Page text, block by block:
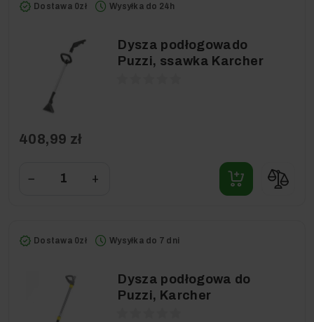
Dostawa 0zł Wysyłka do 24h
Dysza podłogowado
Puzzi, ssawka Karcher
408,99 zł
− +
Dostawa 0zł Wysyłka do 7 dni
Dysza podłogowa do
Puzzi, Karcher